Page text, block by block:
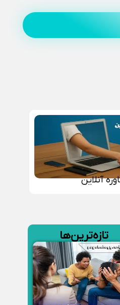
آنلاین
تازه‌ترین‌ها